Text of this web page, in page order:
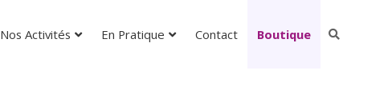
Nos Activités En Pratique Contact Boutique